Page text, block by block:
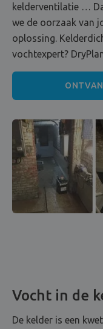
kelderventilatie …
we de oorzaak van
oplossing.
vochtexpert?
Vocht in de
De kelder is een